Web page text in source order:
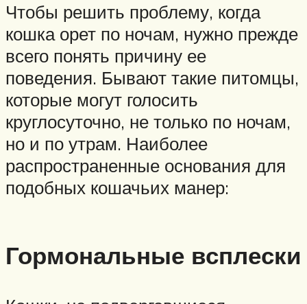
Чтобы решить проблему, когда
кошка орет по ночам, нужно прежде
всего понять причину ее
поведения. Бывают такие питомцы,
которые могут голосить
круглосуточно, не только по ночам,
но и по утрам. Наиболее
распространенные основания для
подобных кошачьих манер:
Гормональные всплески